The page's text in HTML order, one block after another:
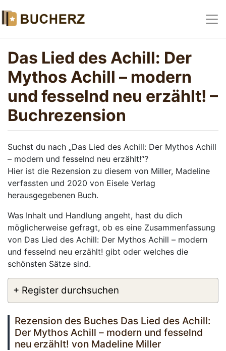
Das Lied des Achill: Der
Mythos Achill – modern
und fesselnd neu erzählt! –
Buchrezension
Suchst du nach „Das Lied des Achill: Der Mythos Achill
– modern und fesselnd neu erzählt!“?
Hier ist die Rezension zu diesem von Miller, Madeline
verfassten und 2020 von Eisele Verlag
herausgegebenen Buch.
Was Inhalt und Handlung angeht, hast du dich
möglicherweise gefragt, ob es eine Zusammenfassung
von Das Lied des Achill: Der Mythos Achill – modern
und fesselnd neu erzählt! gibt oder welches die
schönsten Sätze sind.
+ Register durchsuchen
Rezension des Buches Das Lied des Achill:
Der Mythos Achill – modern und fesselnd
neu erzählt! von Madeline Miller